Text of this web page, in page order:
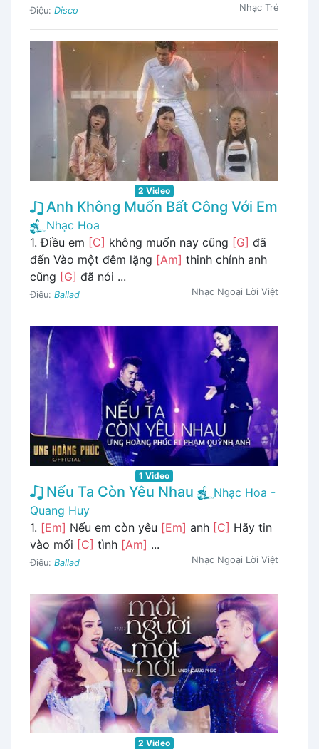
Điệu: Disco Nhạc Trẻ
2 Video
Anh Không Muốn Bất Công Với Em
Nhạc Hoa
1. Điều em [C] không muốn nay cũng [G] đã
đến Vào một đêm lặng [Am] thinh chính anh
cũng [G] đã nói ...
Điệu: Ballad Nhạc Ngoại Lời Việt
1 Video
Nếu Ta Còn Yêu Nhau
Nhạc Hoa -
Quang Huy
1. [Em] Nếu em còn yêu [Em] anh [C] Hãy tin
vào mối [C] tình [Am] ...
Điệu: Ballad Nhạc Ngoại Lời Việt
2 Video